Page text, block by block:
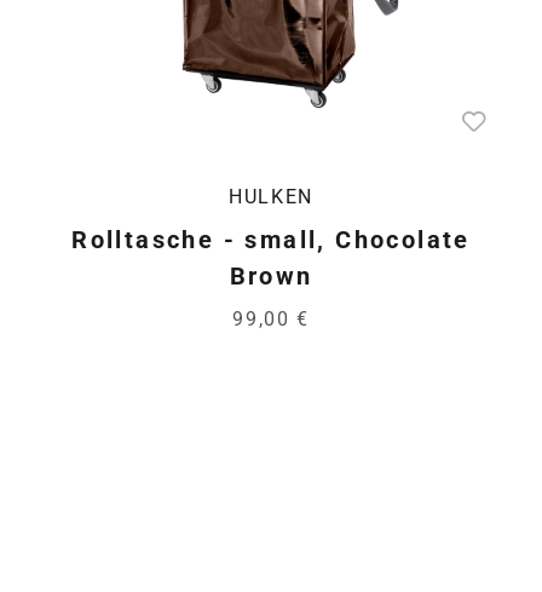
HULKEN
Rolltasche - small, Chocolate
Brown
99,00 €